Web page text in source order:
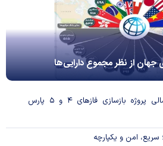
جهان از نظر مجموع دارایی‌ها
بانک تجارت، تأمین‌کننده مالی پروژه بازسازی فاز‌های ۴ و ۵ پارس
امن و یکپارچه